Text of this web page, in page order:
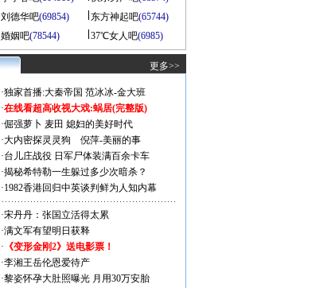
刘德华吧(69854) 东方神起吧(65744)
婚姻吧(78544) 37℃女人吧(6985)
更多>>
·独家首播:大秦帝国 范冰冰-金大班
·在线看超高收视大戏:蜗居(完整版)
·倔强萝卜 麦田 媳妇的美好时代
·大内密探灵灵狗
倪萍-美丽的事
·台儿庄战役 日军尸体装满百余卡车
·揭秘希特勒一生躲过多少次暗杀？
·1982香港回归中英谈判鲜为人知内幕
·宋丹丹：张国立活得太累
·满文军有望明日获释
· 《变形金刚2》送电影票！
·李湘王岳伦恩爱待产
·黎姿怀孕大肚照曝光 月用30万安胎